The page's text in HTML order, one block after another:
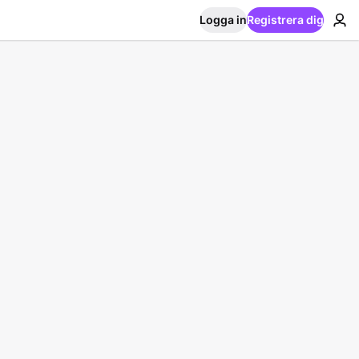
Logga inRegistrera dig